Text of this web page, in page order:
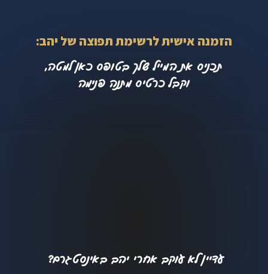
הזמנה אישית לרשימת תפוצה של יהב:
תכניס את המייל שלך בטופס כאן למטה,
וקבל כרטיס מתנה פנימה
עדיין לא עוקב אחרי יהב באינסטגרם?